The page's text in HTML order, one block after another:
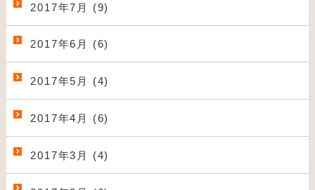
2017年7月 (9)
2017年6月 (6)
2017年5月 (4)
2017年4月 (6)
2017年3月 (4)